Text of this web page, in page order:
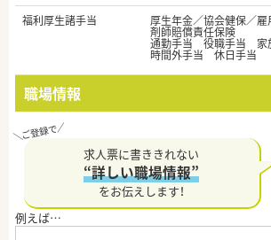
福利厚生諸手当
厚生年金／協会健保／
剤師賠償責任保険
通勤手当 役職手当 家
時間外手当 休日手当
職場情報
求人票に書ききれない
“詳しい職場情報”
をお伝えします！